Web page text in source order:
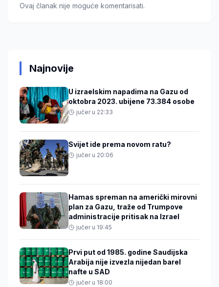
Ovaj članak nije moguće komentarisati.
Najnovije
U izraelskim napadima na Gazu od
oktobra 2023. ubijene 73.384 osobe
jučer u 22:33
Svijet ide prema novom ratu?
jučer u 20:06
Hamas spreman na američki mirovni
plan za Gazu, traže od Trumpove
administracije pritisak na Izrael
jučer u 19:45
Prvi put od 1985. godine Saudijska
Arabija nije izvezla nijedan barel
nafte u SAD
jučer u 18:00